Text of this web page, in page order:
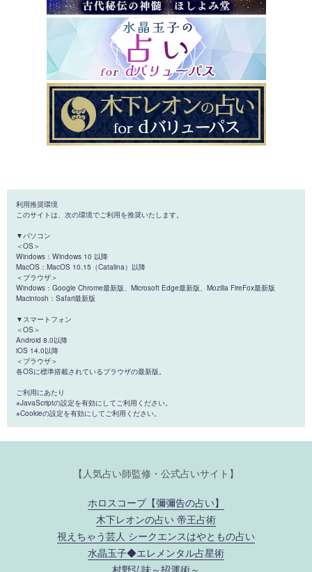
利用推奨環境
このサイトは、次の環境でご利用を推奨いたします。
▼パソコン
＜OS＞
Windows：Windows 10 以降
MacOS：MacOS 10.15（Catalina）以降
＜ブラウザ＞
Windows：Google Chrome最新版、Microsoft Edge最新版、Mozilla FireFox最新版
Macintosh：Safari最新版
▼スマートフォン
＜OS＞
Android 8.0以降
iOS 14.0以降
＜ブラウザ＞
各OSに標準搭載されているブラウザの最新版。
ご利用にあたり
※JavaScriptの設定を有効にしてご利用ください。
※Cookieの設定を有効にしてご利用ください。
【人気占い師監修・公式占いサイト】
ホロスコープ【彌彌告の占い】
木下レオンの占い 帝王占術
視えちゃう芸人 シークエンスはやともの占い
水晶玉子◆エレメンタル占星術
村野弘味～招運術～